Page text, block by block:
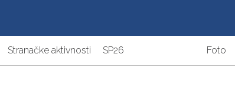
Stranačke aktivnosti SP26 Foto